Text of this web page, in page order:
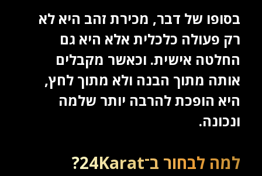
בסופו של דבר, מכירת זהב היא לא
רק פעולה כלכלית אלא היא גם
החלטה אישית. וכאשר מקבלים
אותה מתוך הבנה ולא מתוך לחץ,
היא הופכת להרבה יותר שלמה
ונכונה.
למה לבחור ב־24Karat?